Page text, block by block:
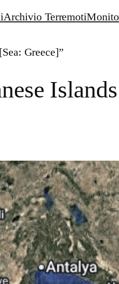
Archivio Terremoti
Greece]”
Islands